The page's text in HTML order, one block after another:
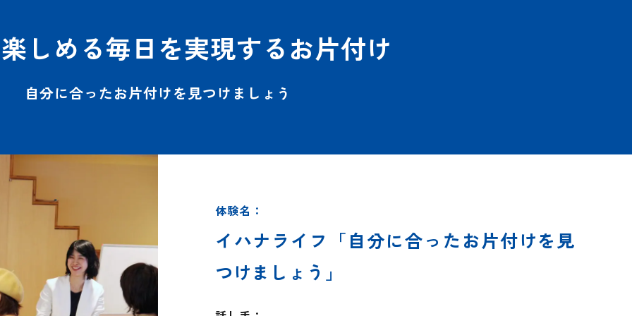
しめる毎日を実現するお片付け
自分に合ったお片付けを見つけましょう
体験名：
イハナライフ「自分に合ったお片付けを見
つけましょう」